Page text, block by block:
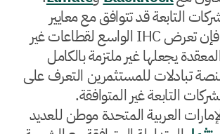
التابعة قد تتوافق مع معايير
الأسهم الحلال، فإن تعرض IHC الواسع لقطاعات غير
يجعلها غير ملتزمة بالكامل
تبادلات للمستثمرين التعرف على
التابعة غير المتوافقة.
العربية المتحدة موطن للعديد